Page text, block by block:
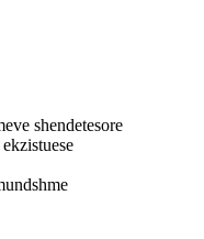
shendetesore